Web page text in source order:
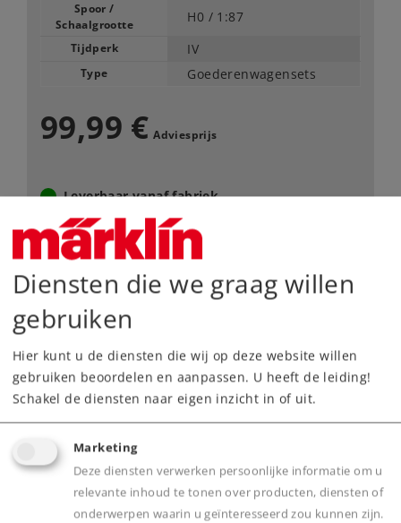
Spoor /
Schaalgrootte
H0 / 1:87
Tijdperk IV
Type Goederenwagensets
99,99 € Adviesprijs
Leverbaar vanaf fabriek.
Webwinkel
Dealer zoeken
Onderdelen bestellen
Diensten die we graag willen
gebruiken
Hier kunt u de diensten die wij op deze website willen
gebruiken beoordelen en aanpassen. U heeft de leiding!
Schakel de diensten naar eigen inzicht in of uit.
Marketing
Deze diensten verwerken persoonlijke informatie om u
relevante inhoud te tonen over producten, diensten of
onderwerpen waarin u geïnteresseerd zou kunnen zijn.